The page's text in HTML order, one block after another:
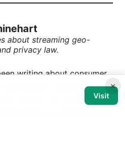
about streaming geo-
privacy law.
writing about consumer
with bylines covering
privacy law, and router
review by setting up the
×
Visit